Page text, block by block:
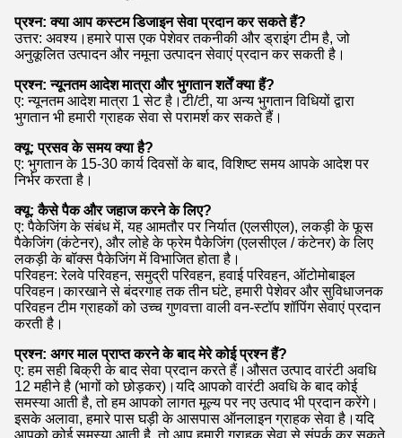
प्रश्न: क्या आप कस्टम डिजाइन सेवा प्रदान कर सकते हैं?
उत्तर: अवश्य।हमारे पास एक पेशेवर तकनीकी और ड्राइंग टीम है, जो
अनुकूलित उत्पादन और नमूना उत्पादन सेवाएं प्रदान कर सकती है।
प्रश्न: न्यूनतम आदेश मात्रा और भुगतान शर्तें क्या हैं?
ए: न्यूनतम आदेश मात्रा 1 सेट है।टी/टी, या अन्य भुगतान विधियों द्वारा
भुगतान भी हमारी ग्राहक सेवा से परामर्श कर सकते हैं।
क्यू: प्रसव के समय क्या है?
ए: भुगतान के 15-30 कार्य दिवसों के बाद, विशिष्ट समय आपके आदेश पर
निर्भर करता है।
क्यू: कैसे पैक और जहाज करने के लिए?
ए: पैकेजिंग के संबंध में, यह आमतौर पर निर्यात (एलसीएल), लकड़ी के फूस
पैकेजिंग (कंटेनर), और लोहे के फ्रेम पैकेजिंग (एलसीएल / कंटेनर) के लिए
लकड़ी के बॉक्स पैकेजिंग में विभाजित होता है।
परिवहन: रेलवे परिवहन, समुद्री परिवहन, हवाई परिवहन, ऑटोमोबाइल
परिवहन।कारखाने से बंदरगाह तक तीन घंटे, हमारी पेशेवर और सुविधाजनक
परिवहन टीम ग्राहकों को उच्च गुणवत्ता वाली वन-स्टॉप शॉपिंग सेवाएं प्रदान
करती है।
प्रश्न: अगर माल प्राप्त करने के बाद मेरे कोई प्रश्न हैं?
ए: हम सही बिक्री के बाद सेवा प्रदान करते हैं।औसत उत्पाद वारंटी अवधि
12 महीने है (भागों को छोड़कर)।यदि आपको वारंटी अवधि के बाद कोई
समस्या आती है, तो हम आपको लागत मूल्य पर नए उत्पाद भी प्रदान करेंगे।
इसके अलावा, हमारे पास घड़ी के आसपास ऑनलाइन ग्राहक सेवा है।यदि
आपको कोई समस्या आती है, तो आप हमारी ग्राहक सेवा से संपर्क कर सकते